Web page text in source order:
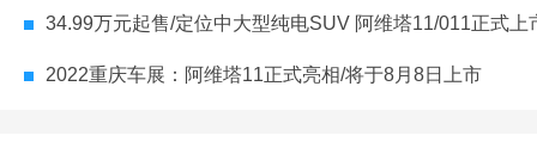
34.99万元起售/定位中大型纯电SUV 阿维塔11/011正式上
2022重庆车展：阿维塔11正式亮相/将于8月8日上市